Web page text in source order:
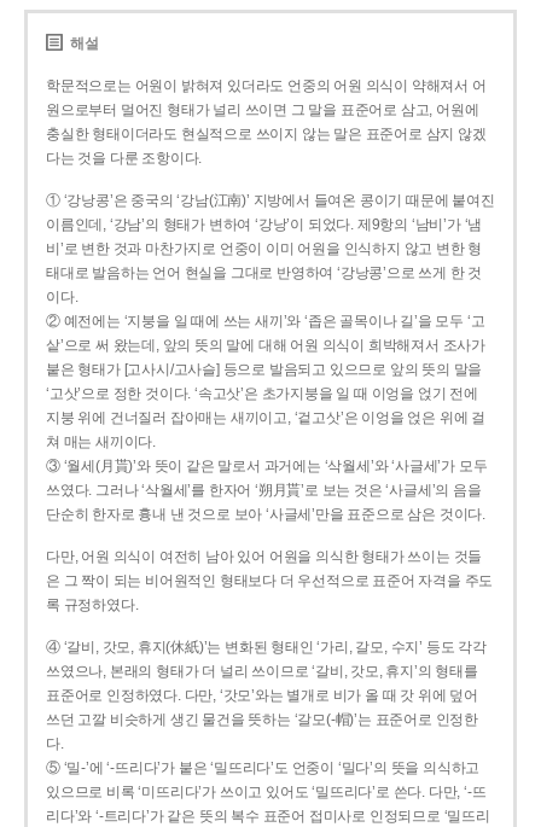
해설
학문적으로는 어원이 밝혀져 있더라도 언중의 어원 의식이 약해져서 어
원으로부터 멀어진 형태가 널리 쓰이면 그 말을 표준어로 삼고, 어원에
충실한 형태이더라도 현실적으로 쓰이지 않는 말은 표준어로 삼지 않겠
다는 것을 다룬 조항이다.
① ‘강낭콩’은 중국의 ‘강남(江南)’ 지방에서 들여온 콩이기 때문에 붙여진
이름인데, ‘강남’의 형태가 변하여 ‘강낭’이 되었다. 제9항의 ‘남비’가 ‘냄
비’로 변한 것과 마찬가지로 언중이 이미 어원을 인식하지 않고 변한 형
태대로 발음하는 언어 현실을 그대로 반영하여 ‘강낭콩’으로 쓰게 한 것
이다.
② 예전에는 ‘지붕을 일 때에 쓰는 새끼’와 ‘좁은 골목이나 길’을 모두 ‘고
샅’으로 써 왔는데, 앞의 뜻의 말에 대해 어원 의식이 희박해져서 조사가
붙은 형태가 [고사시/고사슬] 등으로 발음되고 있으므로 앞의 뜻의 말을
‘고삿’으로 정한 것이다. ‘속고삿’은 초가지붕을 일 때 이엉을 얹기 전에
지붕 위에 건너질러 잡아매는 새끼이고, ‘겉고삿’은 이엉을 얹은 위에 걸
쳐 매는 새끼이다.
③ ‘월세(月貰)’와 뜻이 같은 말로서 과거에는 ‘삭월세’와 ‘사글세’가 모두
쓰였다. 그러나 ‘삭월세’를 한자어 ‘朔月貰’로 보는 것은 ‘사글세’의 음을
단순히 한자로 흉내 낸 것으로 보아 ‘사글세’만을 표준으로 삼은 것이다.
다만, 어원 의식이 여전히 남아 있어 어원을 의식한 형태가 쓰이는 것들
은 그 짝이 되는 비어원적인 형태보다 더 우선적으로 표준어 자격을 주도
록 규정하였다.
④ ‘갈비, 갓모, 휴지(休紙)’는 변화된 형태인 ‘가리, 갈모, 수지’ 등도 각각
쓰였으나, 본래의 형태가 더 널리 쓰이므로 ‘갈비, 갓모, 휴지’의 형태를
표준어로 인정하였다. 다만, ‘갓모’와는 별개로 비가 올 때 갓 위에 덮어
쓰던 고깔 비슷하게 생긴 물건을 뜻하는 ‘갈모(-帽)’는 표준어로 인정한
다.
⑤ ‘밀-’에 ‘-뜨리다’가 붙은 ‘밀뜨리다’도 언중이 ‘밀다’의 뜻을 의식하고
있으므로 비록 ‘미뜨리다’가 쓰이고 있어도 ‘밀뜨리다’로 쓴다. 다만, ‘-뜨
리다’와 ‘-트리다’가 같은 뜻의 복수 표준어 접미사로 인정되므로 ‘밀뜨리